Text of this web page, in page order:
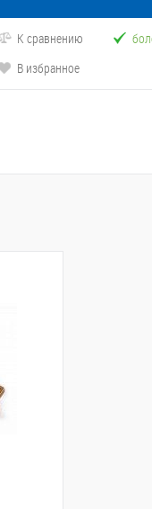
К сравнению
В избранное